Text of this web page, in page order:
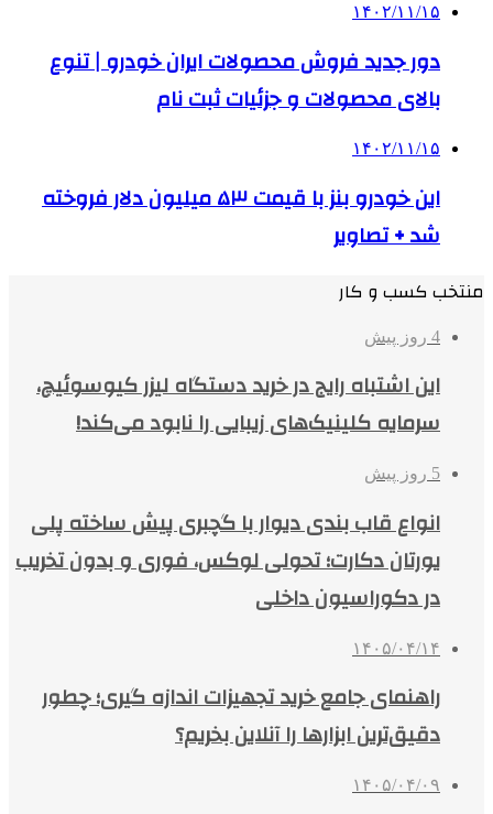
۱۴۰۲/۱۱/۱۵
دور جدید فروش محصولات ایران خودرو | تنوع
بالای محصولات و جزئیات ثبت نام
۱۴۰۲/۱۱/۱۵
این خودرو بنز با قیمت ۵٣ میلیون دلار فروخته
شد + تصاویر
منتخب کسب و کار
4 روز پیش
این اشتباه رایج در خرید دستگاه لیزر کیوسوئیچ،
سرمایه کلینیک‌های زیبایی را نابود می‌کند!
5 روز پیش
انواع قاب بندی دیوار با گچبری پیش ساخته پلی
یورتان دکارت؛ تحولی لوکس، فوری و بدون تخریب
در دکوراسیون داخلی
۱۴۰۵/۰۴/۱۴
راهنمای جامع خرید تجهیزات اندازه گیری؛ چطور
دقیق‌ترین ابزارها را آنلاین بخریم؟
۱۴۰۵/۰۴/۰۹